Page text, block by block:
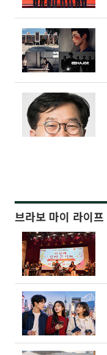
브라보 마이 라이프